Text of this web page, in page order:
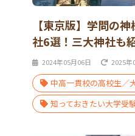
【東京版】学問の
社6選！三大神社も
2024年05月06日 2025年
中高一貫校の高校生／
知っておきたい大学受